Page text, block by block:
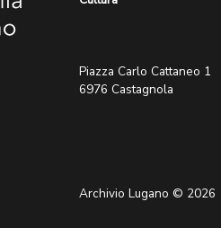
Piazza Carlo Cattaneo 1
6976 Castagnola
Archivio Lugano © 2026